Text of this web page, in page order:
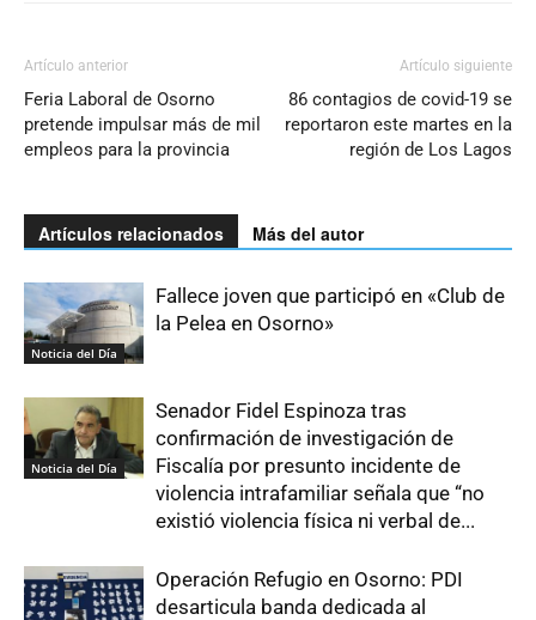
Artículo anterior
Feria Laboral de Osorno
pretende impulsar más de mil
empleos para la provincia
Artículo siguiente
86 contagios de covid-19 se
reportaron este martes en la
región de Los Lagos
Artículos relacionados Más del autor
Noticia del Día
Fallece joven que participó en «Club de
la Pelea en Osorno»
Noticia del Día
Senador Fidel Espinoza tras
confirmación de investigación de
Fiscalía por presunto incidente de
violencia intrafamiliar señala que “no
existió violencia física ni verbal de...
Operación Refugio en Osorno: PDI
desarticula banda dedicada al